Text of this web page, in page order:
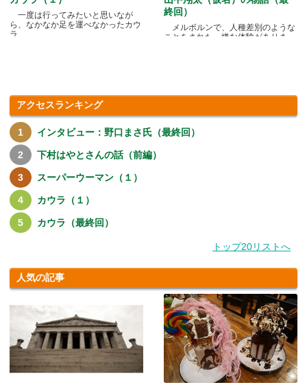
一度は行ってみたいと思いなが
ら、なかなか足を運べなかったカウ
ラ.....
終回）
メルボルンで、人種差別のような
ことをされた、嫌な体験がありま
アクセスランキング
インタビュー：野口まさ氏（最終回）
下村はやとさんの話（前編）
スーパーウーマン（１）
カウラ（１）
カウラ（最終回）
トップ20リストへ
人気の記事